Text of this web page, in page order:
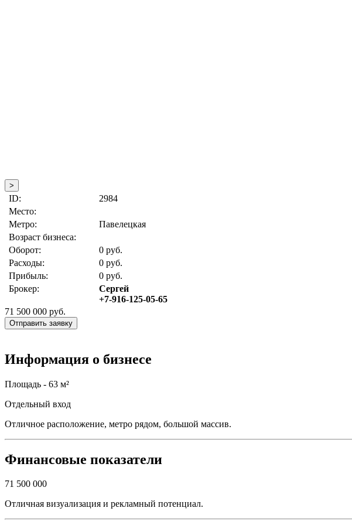
>
ID:
2984
Место:
Метро:
Павелецкая
Возраст бизнеса:
Оборот:
0 руб.
Расходы:
0 руб.
Прибыль:
0 руб.
Брокер:
Сергей
+7-916-125-05-65
71 500 000 руб.
Отправить заявку
Информация о бизнесе
Площадь - 63 м²
Отдельный вход
Отличное расположение, метро рядом, большой массив.
Финансовые показатели
71 500 000
Отличная визуализация и рекламный потенциал.